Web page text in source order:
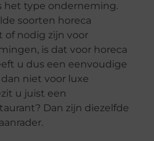
het type onderneming.
soorten horeca
of nodig zijn voor
is dat voor horeca
u dus een eenvoudige
niet voor luxe
u juist een
Dan zijn diezelfde